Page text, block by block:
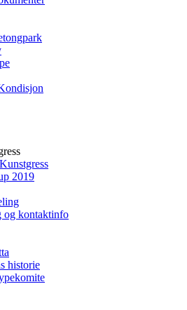
2019
og kontaktinfo
historie